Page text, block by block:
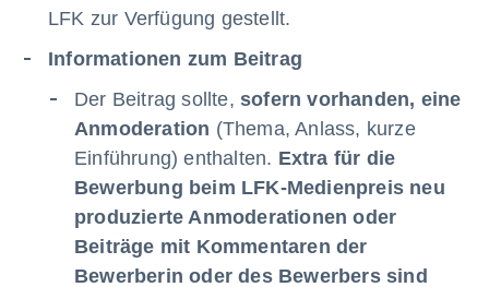
LFK zur Verfügung gestellt.
Informationen zum Beitrag
Der Beitrag sollte, sofern vorhanden, eine
Anmoderation (Thema, Anlass, kurze
Einführung) enthalten. Extra für die
Bewerbung beim LFK-Medienpreis neu
produzierte Anmoderationen oder
Beiträge mit Kommentaren der
Bewerberin oder des Bewerbers sind